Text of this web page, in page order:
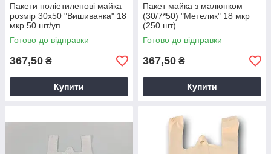
Пакети поліетиленові майка
розмір 30х50 "Вишиванка" 18
мкр 50 шт/уп.
Готово до відправки
367,50 ₴
Купити
Пакет майка з малюнком
(30/7*50) "Метелик" 18 мкр
(250 шт)
Готово до відправки
367,50 ₴
Купити